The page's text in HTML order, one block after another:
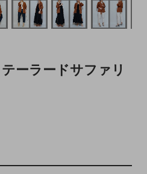
ーラードサファリ